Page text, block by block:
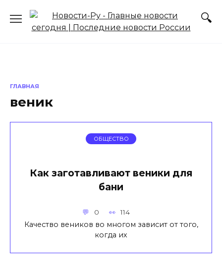
содержанию
ГЛАВНАЯ
веник
ОБЩЕСТВО
Как заготавливают веники для
бани
0 114
Качество веников во многом зависит от того,
когда их